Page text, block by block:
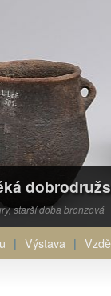
starší doba bronzová
Výstava